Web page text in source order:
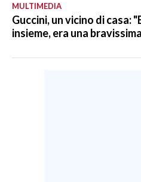
MULTIMEDIA
Guccini, un vicino di casa:
insieme, era una